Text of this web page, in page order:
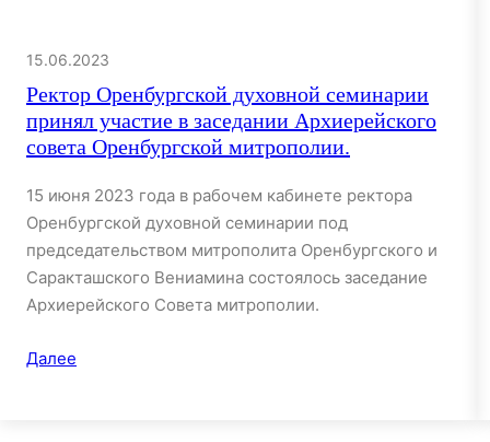
15.06.2023
Ректор Оренбургской духовной семинарии
принял участие в заседании Архиерейского
совета Оренбургской митрополии.
15 июня 2023 года в рабочем кабинете ректора
Оренбургской духовной семинарии под
председательством митрополита Оренбургского и
Саракташского Вениамина состоялось заседание
Архиерейского Совета митрополии.
Далее